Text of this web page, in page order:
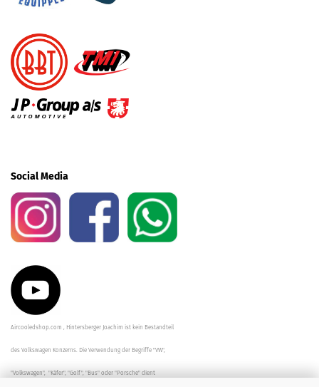
Social Media
Aircooledshop.com , Hintersberger Joachim ist kein Bestandteil
des Volkswagen Konzerns. Die Verwendung der Begriffe "VW",
"Volkswagen", "Käfer", "Golf", "Bus" oder "Porsche" dient